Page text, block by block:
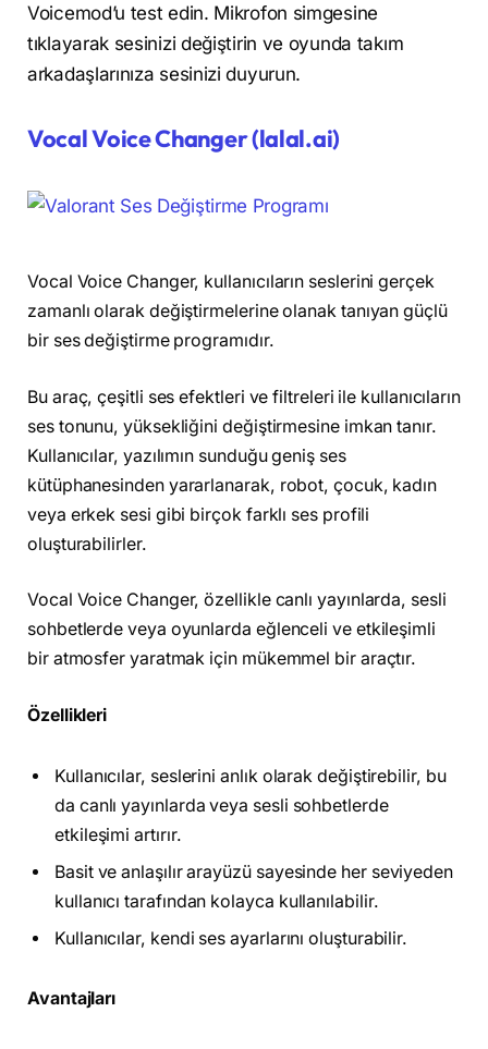
Voicemod’u test edin. Mikrofon simgesine
tıklayarak sesinizi değiştirin ve oyunda takım
arkadaşlarınıza sesinizi duyurun.
Vocal Voice Changer (lalal.ai)
Vocal Voice Changer, kullanıcıların seslerini gerçek
zamanlı olarak değiştirmelerine olanak tanıyan güçlü
bir ses değiştirme programıdır.
Bu araç, çeşitli ses efektleri ve filtreleri ile kullanıcıların
ses tonunu, yüksekliğini değiştirmesine imkan tanır.
Kullanıcılar, yazılımın sunduğu geniş ses
kütüphanesinden yararlanarak, robot, çocuk, kadın
veya erkek sesi gibi birçok farklı ses profili
oluşturabilirler.
Vocal Voice Changer, özellikle canlı yayınlarda, sesli
sohbetlerde veya oyunlarda eğlenceli ve etkileşimli
bir atmosfer yaratmak için mükemmel bir araçtır.
Özellikleri
Kullanıcılar, seslerini anlık olarak değiştirebilir, bu
da canlı yayınlarda veya sesli sohbetlerde
etkileşimi artırır.
Basit ve anlaşılır arayüzü sayesinde her seviyeden
kullanıcı tarafından kolayca kullanılabilir.
Kullanıcılar, kendi ses ayarlarını oluşturabilir.
Avantajları